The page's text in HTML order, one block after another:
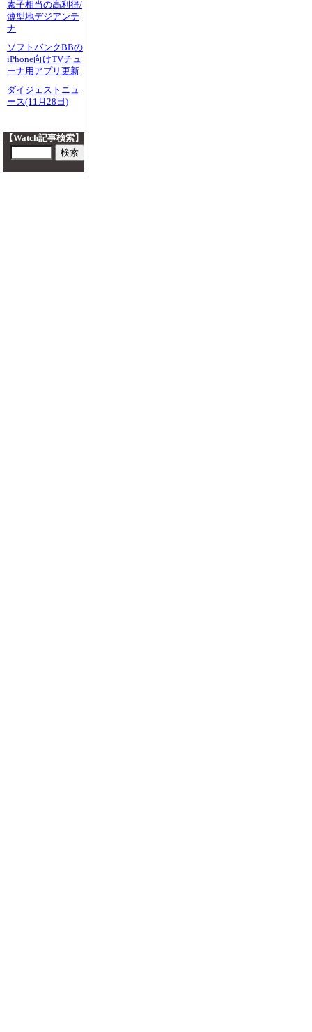
素子相当の高利得/
薄型地デジアンテ
ナ
ソフトバンクBBの
iPhone向けTVチュ
ーナ用アプリ更新
ダイジェストニュ
ース(11月28日)
【Watch記事検索】